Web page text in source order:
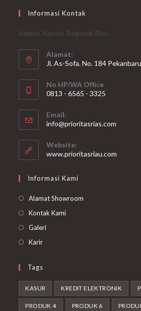
Informasi Kontak
Alamat Kantor Regional Riau
Alamat:
Jl. As-Sofa. No. 184
No HP/WA Office
0813 - 6565 - 3325
in
your
application
Email:
info@prioritasrias.com
Website:
www.prioritasriau.com
Informasi Kami
Alamat Showroom
Kontak Kami
Galeri
Karir
Tags
KASUR KREDIT ELEKTRONIK
PRODUK 4 PRODUK 6